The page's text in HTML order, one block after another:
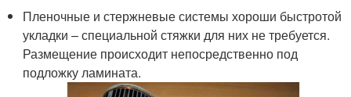
Пленочные и стержневые системы хороши быстротой
укладки – специальной стяжки для них не требуется.
Размещение происходит непосредственно под
подложку ламината.